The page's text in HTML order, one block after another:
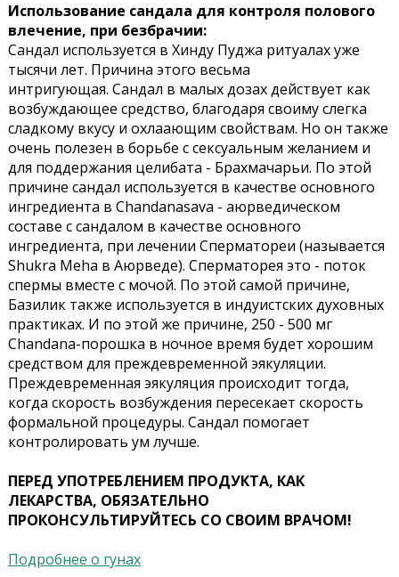
Использование сандала для контроля полового
влечение, при безбрачии:
Сандал используется в Хинду Пуджа ритуалах уже
тысячи лет. Причина этого весьма
интригующая. Сандал в малых дозах действует как
возбуждающее средство, благодаря своиму слегка
сладкому вкусу и охлаающим свойствам. Но он также
очень полезен в борьбе с сексуальным желанием и
для поддержания целибата - Брахмачарьи. По этой
причине сандал используется в качестве основного
ингредиента в Chandanasava - аюрведическом
составе с сандалом в качестве основного
ингредиента, при лечении Сперматореи (называется
Shukra Meha в Аюрведе). Сперматорея это - поток
спермы вместе с мочой. По этой самой причине,
Базилик также используется в индуистских духовных
практиках. И по этой же причине, 250 - 500 мг
Chandana-порошка в ночное время будет хорошим
средством для преждевременной эякуляции.
Преждевременная эякуляция происходит тогда,
когда скорость возбуждения пересекает скорость
формальной процедуры. Сандал помогает
контролировать ум лучше.
ПЕРЕД УПОТРЕБЛЕHИЕМ ПРОДУКТА, КАК
ЛЕКАРСТВА, ОБЯЗАТЕЛЬHО
ПРОКОHСУЛЬТИРУЙТЕСЬ СО СВОИМ ВРАЧОМ!
Подробнее о гунах